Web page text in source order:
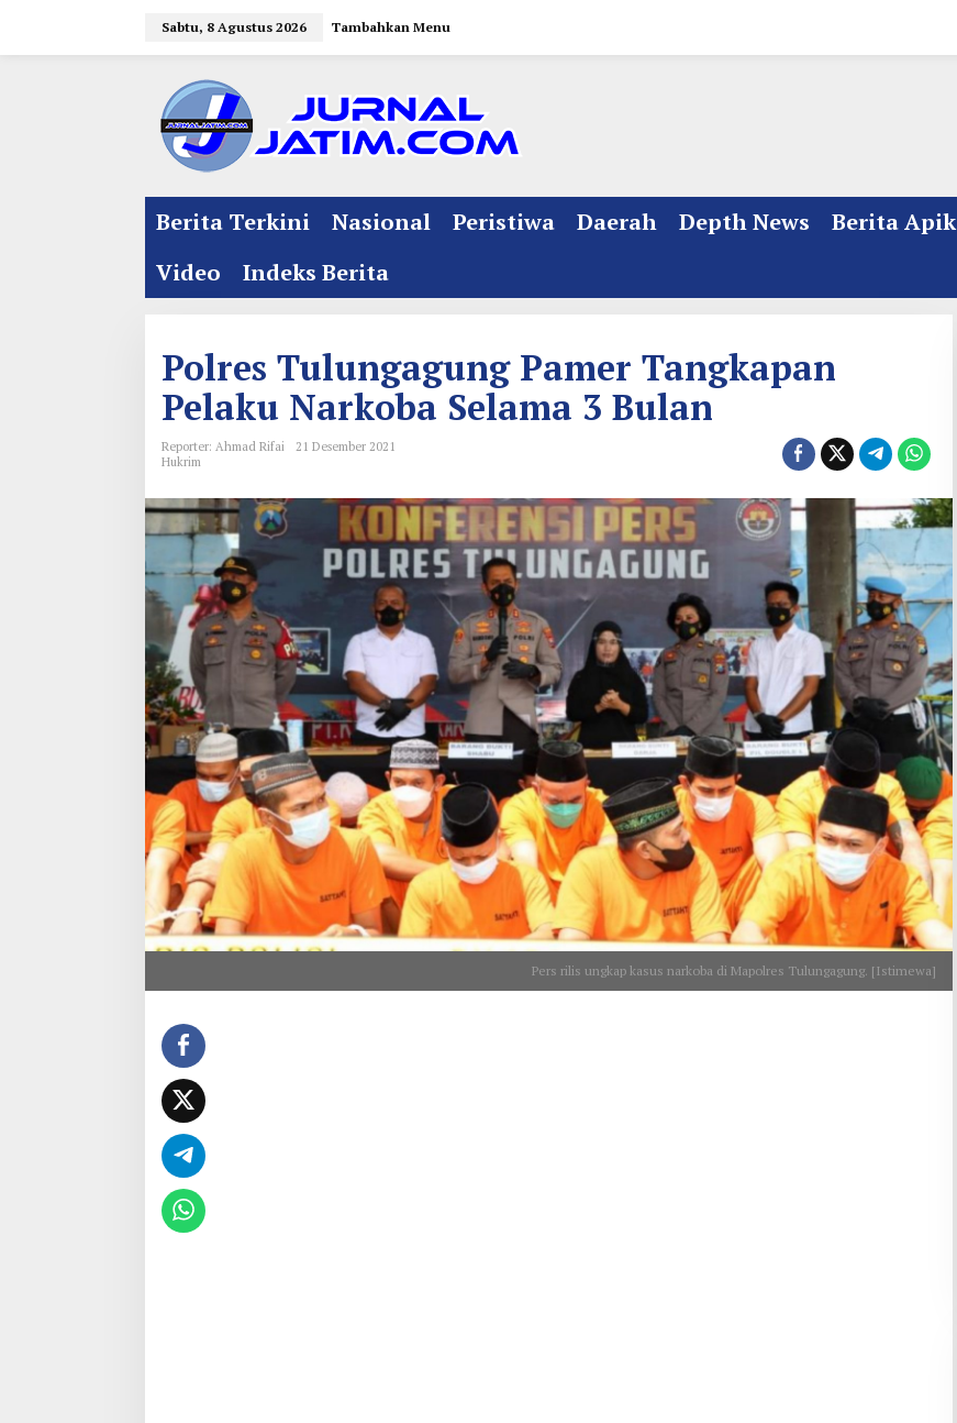
Sabtu, 8 Agustus 2026 Tambahkan Menu
Berita Terkini Nasional Peristiwa Daerah Depth News Berita Apik
Video
Indeks Berita
Polres Tulungagung Pamer Tangkapan
Pelaku Narkoba Selama 3 Bulan
Reporter: Ahmad Rifai
21 Desember 2021
Hukrim
Pers rilis ungkap kasus narkoba di Mapolres Tulungagung. [Istimewa]